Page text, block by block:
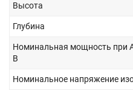
Высота
Глубина
Номинальная мощность при
В
Номинальное напряжение